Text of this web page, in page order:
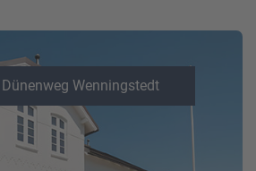
Wenningstedt